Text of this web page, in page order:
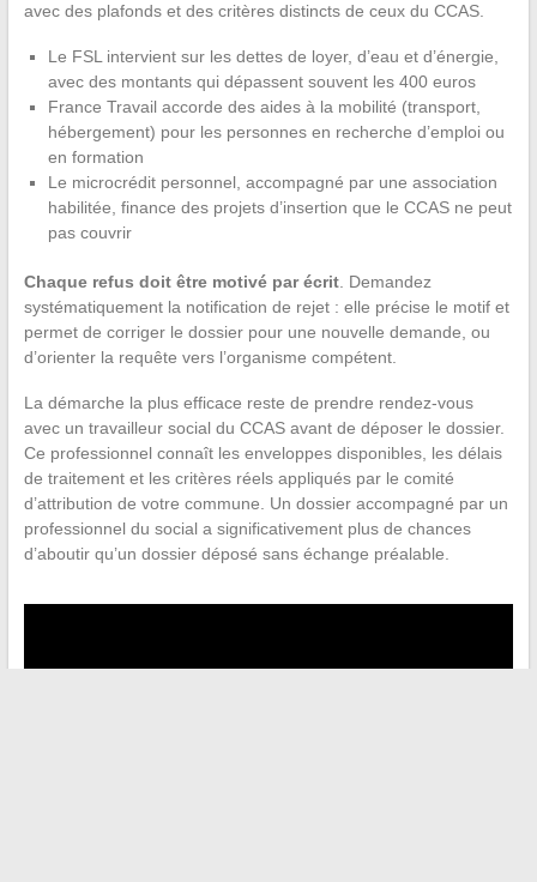
avec des plafonds et des critères distincts de ceux du CCAS.
Le FSL intervient sur les dettes de loyer, d’eau et d’énergie,
avec des montants qui dépassent souvent les 400 euros
France Travail accorde des aides à la mobilité (transport,
hébergement) pour les personnes en recherche d’emploi ou
en formation
Le microcrédit personnel, accompagné par une association
habilitée, finance des projets d’insertion que le CCAS ne peut
pas couvrir
Chaque refus doit être motivé par écrit. Demandez
systématiquement la notification de rejet : elle précise le motif et
permet de corriger le dossier pour une nouvelle demande, ou
d’orienter la requête vers l’organisme compétent.
La démarche la plus efficace reste de prendre rendez-vous
avec un travailleur social du CCAS avant de déposer le dossier.
Ce professionnel connaît les enveloppes disponibles, les délais
de traitement et les critères réels appliqués par le comité
d’attribution de votre commune. Un dossier accompagné par un
professionnel du social a significativement plus de chances
d’aboutir qu’un dossier déposé sans échange préalable.